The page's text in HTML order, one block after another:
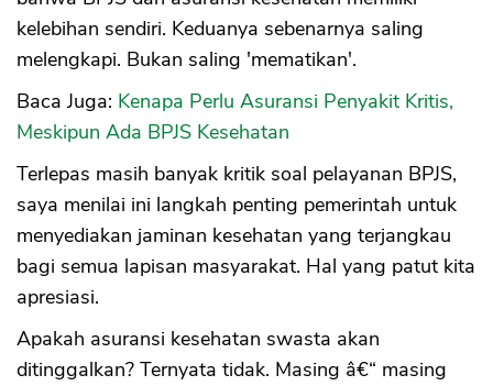
kelebihan sendiri. Keduanya sebenarnya saling
melengkapi. Bukan saling 'mematikan'.
Baca Juga: Kenapa Perlu Asuransi Penyakit Kritis,
Meskipun Ada BPJS Kesehatan
Terlepas masih banyak kritik soal pelayanan BPJS,
saya menilai ini langkah penting pemerintah untuk
menyediakan jaminan kesehatan yang terjangkau
bagi semua lapisan masyarakat. Hal yang patut kita
apresiasi.
Apakah asuransi kesehatan swasta akan
ditinggalkan? Ternyata tidak. Masing â€“ masing